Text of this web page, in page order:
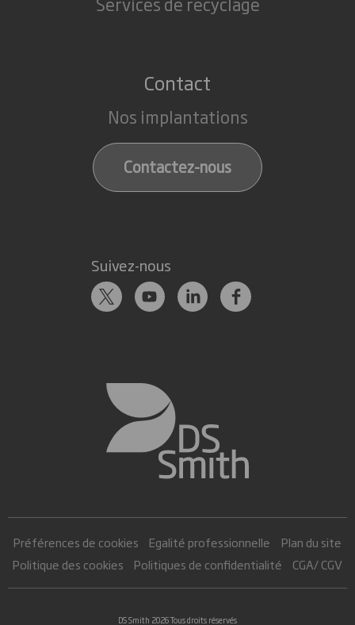
Contact
Nos implantations
Contactez-nous
Suivez-nous
Préférences de cookies Egalité professionnelle
Plan du site
Politique des cookies
Politiques de confidentialité CGA/ CGV
DS Smith 2026 Tous droits réservés